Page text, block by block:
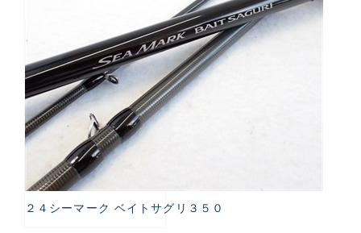
２４シーマーク ベイトサグリ３５０